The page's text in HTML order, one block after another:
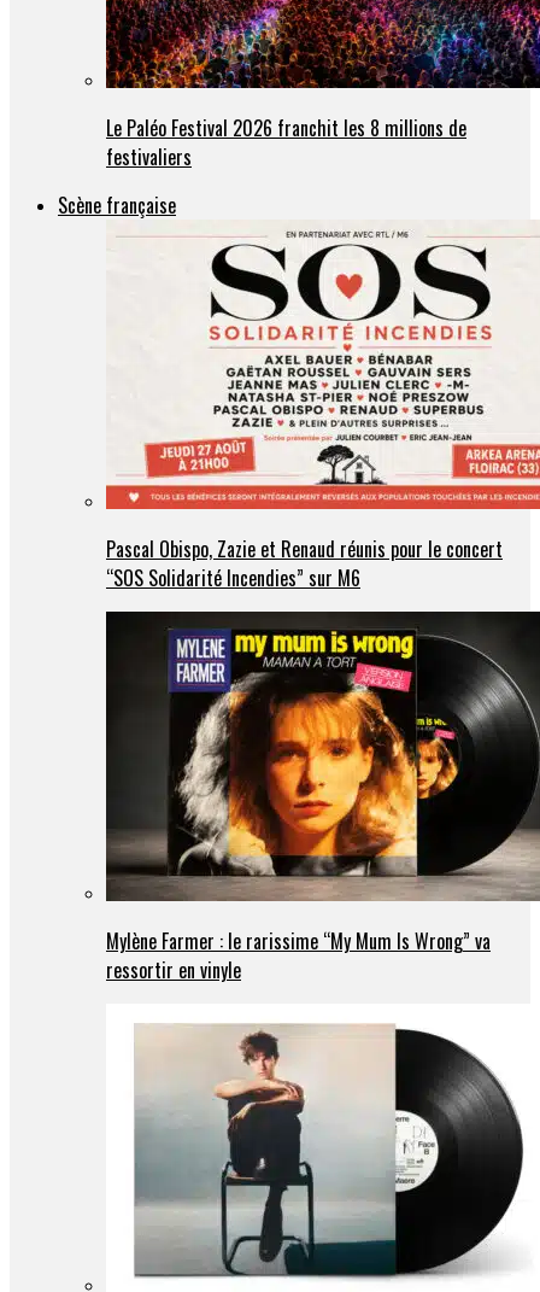
Le Paléo Festival 2026 franchit les 8 millions de
festivaliers
Scène française
Pascal Obispo, Zazie et Renaud réunis pour le concert
“SOS Solidarité Incendies” sur M6
Mylène Farmer : le rarissime “My Mum Is Wrong” va
ressortir en vinyle